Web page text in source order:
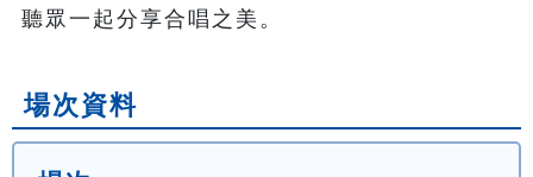
聽眾一起分享合唱之美。
場次資料